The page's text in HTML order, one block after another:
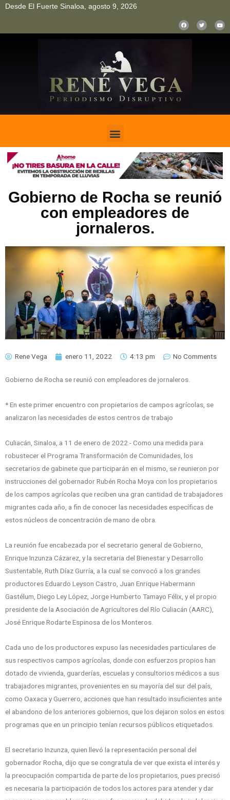
Desde El Fuerte Sinaloa, agosto 9, 2026
Gobierno de Rocha se reunió
con empleadores de
jornaleros.
Rene Vega enero 11, 2022 4:13 pm No Comments
Gobierno de Rocha se reunió con empleadores de jornaleros.
* En este primer encuentro con propietarios de campos agrícolas, se
analizaron las necesidades de estos centros de trabajo
Culiacán, Sinaloa, a 11 de enero de 2022.- Como una medida para
robustecer el Programa Transformación de Comunidades, los
secretarios de gabinete que participarán en el mismo, se reunieron por
instrucciones del gobernador Rubén Rocha Moya con los propietarios
de los campos agrícolas que reciben una gran cantidad de trabajadores
migrantes cada año, a fin de conocer las necesidades específicas de
estos núcleos de concentración de mano de obra.
La reunión fue encabezada por el secretario general de Gobierno,
Enrique Inzunza Cázarez, y la secretaria del Bienestar y Desarrollo
Sustentable, Ruth Díaz Gurría, a la cual se convocó a los grandes
productores Eduardo Leyson Castro, Juan Enrique Habermann
Gastélum, Diego Ley López, Jorge Humberto Tamayo Félix, y el propio
presidente de la Asociación de Agricultores del Río Culiacán (AARC),
José Enrique Rodarte Espinosa de los Monteros.
Cada uno de los productores expuso las necesidades particulares de
sus respectivos campos agrícolas, donde con esfuerzos propios han
dotado de vivienda, guarderías, escuelas y consultorios médicos a sus
trabajadores migrantes, provenientes en su mayoría del sur del país,
como Oaxaca y Guerrero, acciones que han resultado insuficientes ante
el abandono de los anteriores gobiernos, que los dejaron solos en estos
programas que en un principio tenían recursos públicos etiquetados.
El secretario Inzunza, quien llevó la representación personal del
gobernador Rocha, dijo que se congratula de ver que exista el interés y
la preocupación compartida de parte de los propietarios, pues precisó
es necesaria la participación de todos los actores para atender y dar